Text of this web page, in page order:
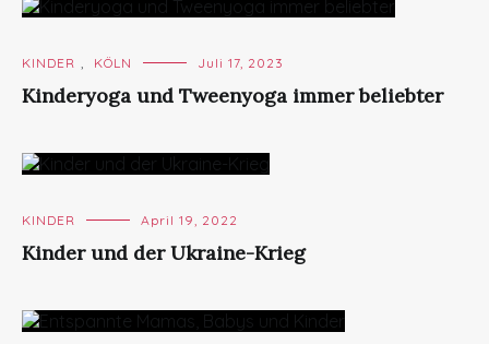
KINDER , KÖLN Juli 17, 2023
Kinderyoga und Tweenyoga immer beliebter
KINDER April 19, 2022
Kinder und der Ukraine-Krieg